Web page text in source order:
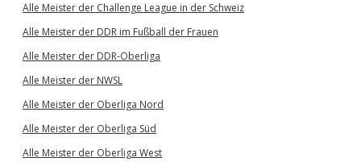
Alle Meister der Challenge League in der Schweiz
Alle Meister der DDR im Fußball der Frauen
Alle Meister der DDR-Oberliga
Alle Meister der NWSL
Alle Meister der Oberliga Nord
Alle Meister der Oberliga Süd
Alle Meister der Oberliga West